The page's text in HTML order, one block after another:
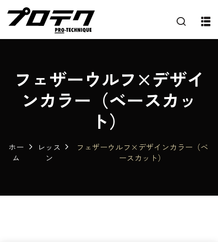
フェザーウルフ×デザイ
ンカラー（ベースカッ
ト）
ホー
ム
レッス
ン
フェザーウルフ×デザインカラー（ベ
ースカット）